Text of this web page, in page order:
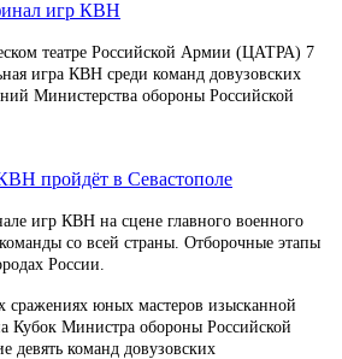
театре Российской Армии (ЦАТРА) 7
игра КВН среди команд довузовских
Министерства обороны Российской
пройдёт в Севастополе
игр КВН на сцене главного военного
со всей страны. Отборочные этапы
России.
сражениях юных мастеров изысканной
Кубок Министра обороны Российской
девять команд довузовских